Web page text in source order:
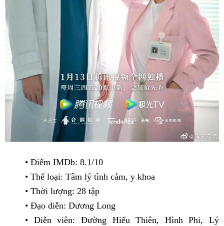
• Điểm IMDb: 8.1/10
• Thể loại: Tâm lý tình cảm, y khoa
• Thời lượng: 28 tập
• Đạo diễn: Dương Long
• Diễn viên: Đường Hiểu Thiên, Hình Phi, Lý